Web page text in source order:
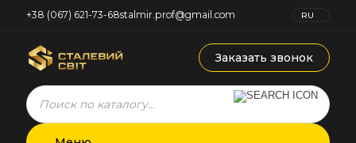
+38 (067) 621-73-68stalmir.prof@gmail.com
RU
Заказать звонок
Products
search